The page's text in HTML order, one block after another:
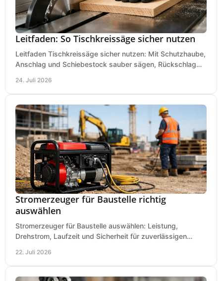
Leitfaden: So Tischkreissäge sicher nutzen
Leitfaden Tischkreissäge sicher nutzen: Mit Schutzhaube,
Anschlag und Schiebestock sauber sägen, Rückschlag
24. Juli 2026
Stromerzeuger für Baustelle richtig
auswählen
Stromerzeuger für Baustelle auswählen: Leistung,
Drehstrom, Laufzeit und Sicherheit für zuverlässigen
22. Juli 2026